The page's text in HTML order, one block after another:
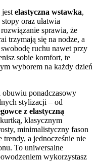
elastyczna wstawka,
oraz ułatwia
sprawia, że
trzymają się na nodze, a
ruchu nawet przy
sobie komfort, te
wyborem na każdy dzień
obuwiu ponadczasowy
stylizacji – od
z elastyczną
klasycznym
minimalistyczny fason
a jednocześnie nie
To uniwersalne
wykorzystasz